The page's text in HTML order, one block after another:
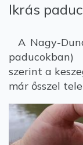
Ikrás
A Nagy-
szerint a
már ősszel